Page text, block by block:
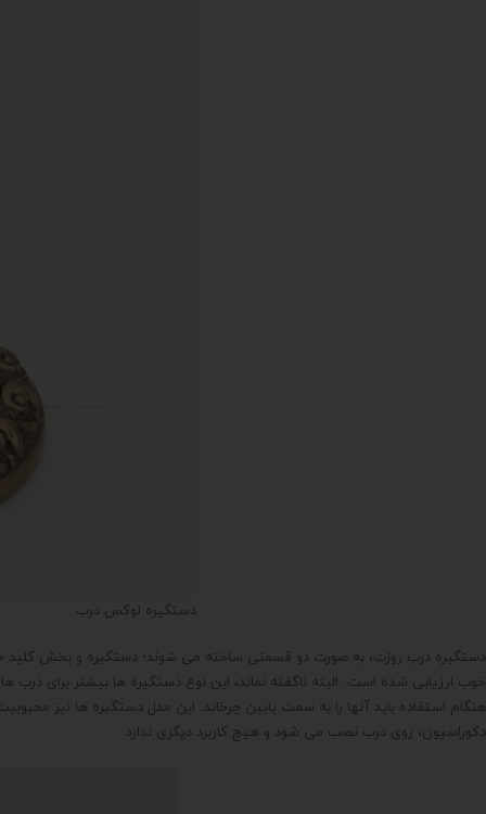
دستگیره لوکس درب
دستگیره درب روزت، به صورت دو قسمتی ساخته می شوند؛ دستگیره و بخش کلید
خوب ارزیابی شده است. البته ناگفته نماند، این نوع دستگیره ها بیشتر برای
هنگام استفاده باید آنها را به سمت پایین چرخاند. این مدل دستگیره ها نیز
دکوراسیون، روی درب نصب می شود و هیچ کاربرد دیگری ندارد.